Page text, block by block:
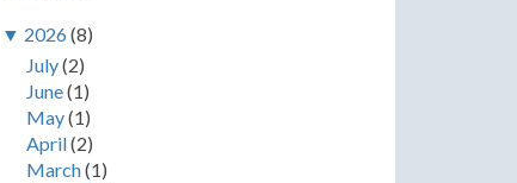
▼ 2026(8)
July(2)
June(1)
May(1)
April(2)
March(1)